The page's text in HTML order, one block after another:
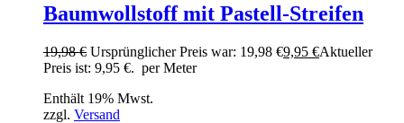
Baumwollstoff mit Pastell-Streifen
19,98€ Ursprünglicher Preis war: 19,98 €9,95 €Aktueller
Preis ist: 9,95 €. per Meter
Enthält 19% Mwst.
zzgl. Versand